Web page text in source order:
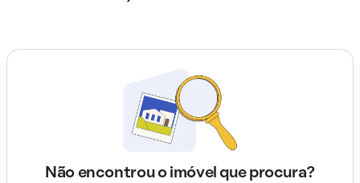
Não encontrou o imóvel que procura?